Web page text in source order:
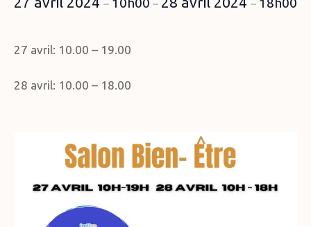
– – –
27 avril: 10.00 – 19.00
28 avril: 10.00 – 18.00